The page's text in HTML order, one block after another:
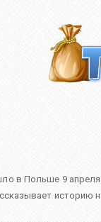
в Польше 9
историю